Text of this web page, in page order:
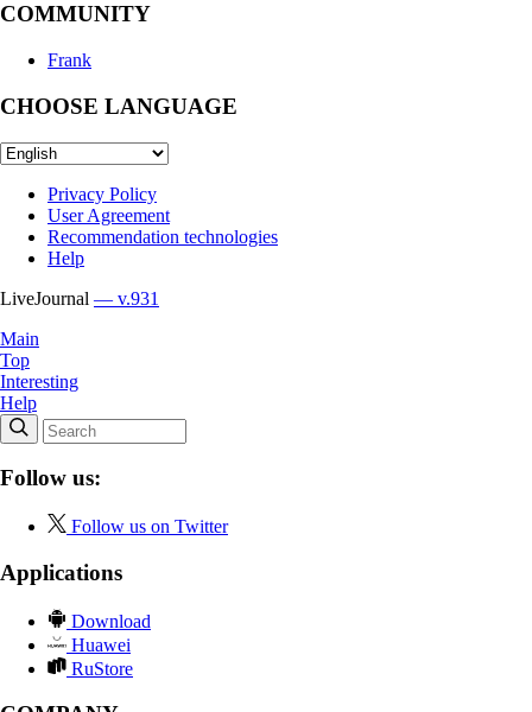
COMMUNITY
Frank
CHOOSE LANGUAGE
Privacy Policy
User Agreement
Recommendation technologies
Help
LiveJournal — v.931
Main
Top
Interesting
Help
Follow us:
Follow us on Twitter
Applications
Download
Huawei
RuStore